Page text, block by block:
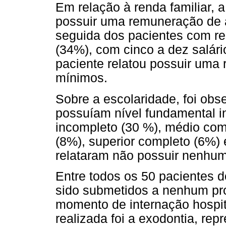
Em relação à renda familiar,
possuir uma remuneração
seguida dos pacientes com
(34%), com cinco a dez
paciente relatou possuir
mínimos.
Sobre a escolaridade, foi
possuíam nível fundamental
incompleto (30 %), médio
(8%), superior completo
relataram não possuir
Entre todos os 50 pacientes
sido submetidos a nenhum
momento de internação
realizada foi a exodontia,